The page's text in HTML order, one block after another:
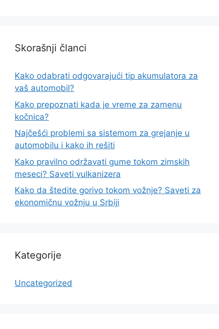
Skorašnji članci
Kako odabrati odgovarajući tip akumulatora za
vaš automobil?
Kako prepoznati kada je vreme za zamenu
kočnica?
Najčešći problemi sa sistemom za grejanje u
automobilu i kako ih rešiti
Kako pravilno održavati gume tokom zimskih
meseci? Saveti vulkanizera
Kako da štedite gorivo tokom vožnje? Saveti za
ekonomičnu vožnju u Srbiji
Kategorije
Uncategorized